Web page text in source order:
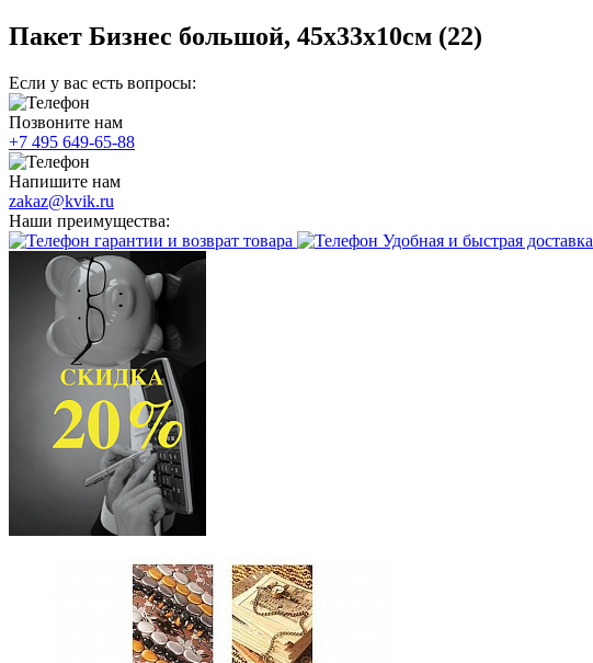
Пакет Бизнес большой, 45х33х10см (22)
Если у вас есть вопросы:
Позвоните нам
+7 495 649-65-88
Напишите нам
zakaz@kvik.ru
Наши преимущества:
гарантии и возврат товара
Удобная и быстрая доставка